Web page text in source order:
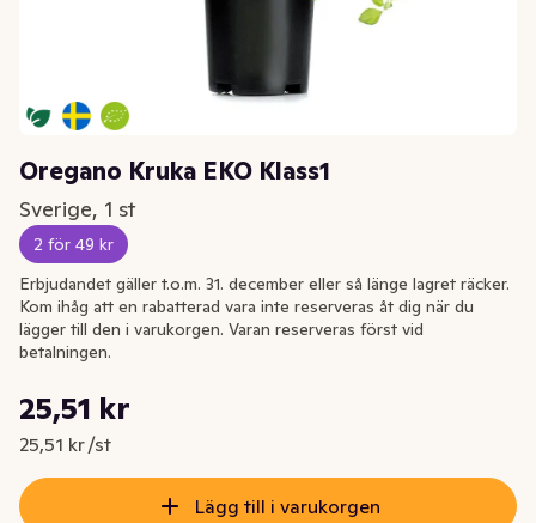
Oregano Kruka EKO Klass1
Sverige, 1 st
2 för 49 kr
Nuvarande pris är: 25,51 kr
25,51 kr
25,51 kr /st
Styckpris: 25,51 kr /st
Erbjudandet gäller t.o.m. 31. december eller så länge lagret räcker.
Kom ihåg att en rabatterad vara inte reserveras åt dig när du
lägger till den i varukorgen. Varan reserveras först vid
betalningen.
Lägg till i varukorgen